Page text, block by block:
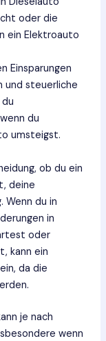
oder die
ein Elektroauto
Einsparungen
und steuerliche
du
umsteigst.
ob du ein
deine
Wenn du in
in
oder
kann ein
da die
je nach
wenn